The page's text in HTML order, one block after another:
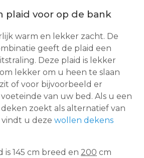
plaid voor op de bank
warm en lekker zacht. De
geeft de plaid een
Deze plaid is lekker
lekker om u heen te slaan
of voor bijvoorbeeld er
van uw bed. Als u een
zoekt als alternatief van
u deze wollen dekens
is 145 cm breed en 200 cm